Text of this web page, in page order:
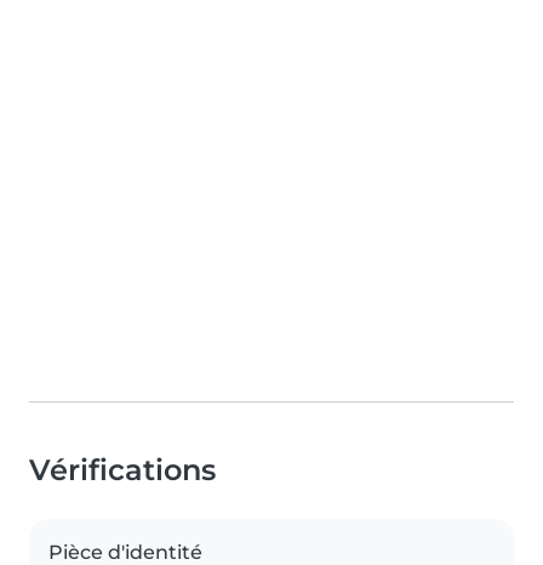
Vérifications
Pièce d'identité